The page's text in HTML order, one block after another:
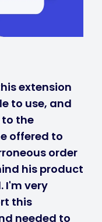
extension
to use, and
to the
offered to
order
his product
I'm very
this
needed to